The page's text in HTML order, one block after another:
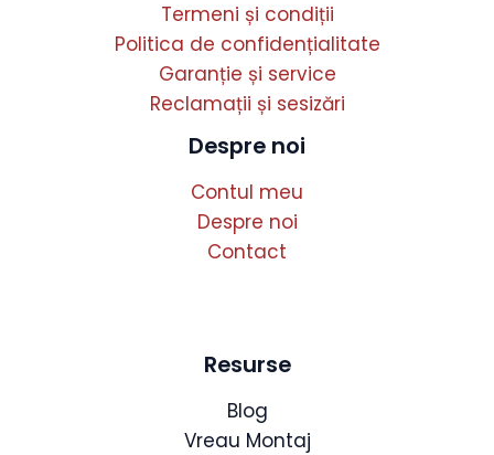
Termeni și condiții
Politica de confidențialitate
Garanție și service
Reclamații și sesizări
Despre noi
Contul meu
Despre noi
Contact
Resurse
Blog
Vreau Montaj